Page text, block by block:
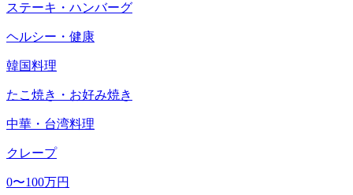
ステーキ・ハンバーグ
ヘルシー・健康
韓国料理
たこ焼き・お好み焼き
中華・台湾料理
クレープ
0〜100万円